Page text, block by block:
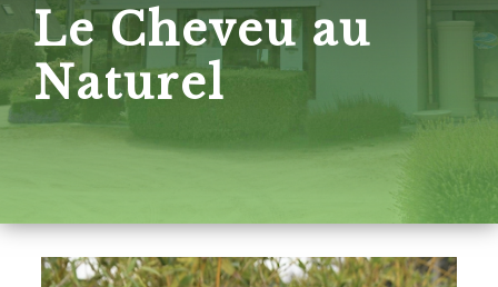
Le Cheveu au
Naturel